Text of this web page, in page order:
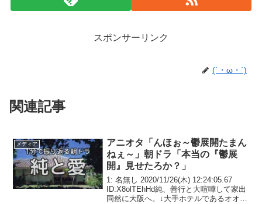
スポンサーリンク
(´・ω・`)
関連記事
メディア
アニオタ「んほぉ～鬱展開たまん
ねぇ～」朝ドラ「本当の『鬱展
開』見せたろか？」
1: 名無し 2020/11/26(木) 12:24:05.67
ID:X8olTEhHd純、善行と大喧嘩して家出
同然に大阪へ。↓大手ホテルであるオオサ